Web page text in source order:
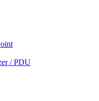
/ PDU